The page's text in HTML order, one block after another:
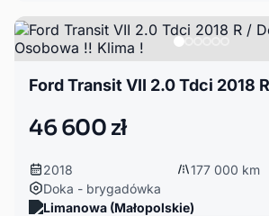
46 600 zł
2018
177 000 km
Doka - brygadówka
Limanowa (Małopolskie)